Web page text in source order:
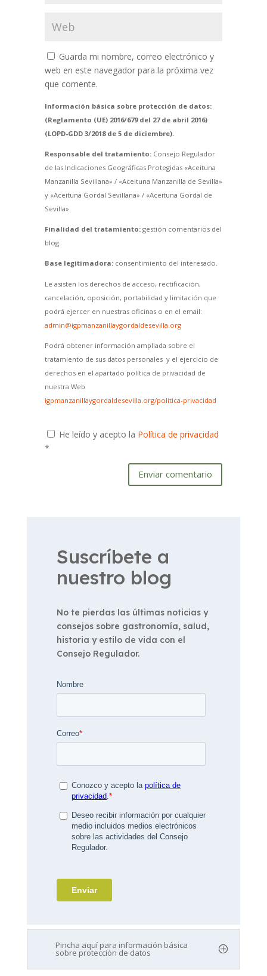
Guarda mi nombre, correo electrónico y
web en este navegador para la próxima vez
que comente.
Información básica sobre protección de datos:
(Reglamento (UE) 2016/679 del 27 de abril 2016)
(LOPD-GDD 3/2018 de 5 de diciembre).
Responsable del tratamiento:Consejo Regulador
de las Indicaciones Geográficas Protegidas «Aceituna
Manzanilla Sevillana» / «Aceituna Manzanilla de Sevilla»
y «Aceituna Gordal Sevillana» / «Aceituna Gordal de
Sevilla».
Finalidad del tratamiento:gestión comentarios del
blog.
Base legitimadora:consentimiento del interesado.
Le asisten los derechos de acceso, rectificación,
cancelación, oposición, portabilidad y limitación que
podrá ejercer en nuestras oficinas o en el email:
admin@igpmanzanillaygordaldesevilla.org
Podrá obtener información ampliada sobre el
tratamiento de sus datos personales y el ejercicio de
derechos en el apartado política de privacidad de
nuestra Web
igpmanzanillaygordaldesevilla.org/politica-privacidad
He leído y acepto la Política de privacidad
*
Enviar comentario
Suscríbete a
nuestro blog
No te pierdas las últimas noticias y
consejos sobre gastronomía, salud,
historia y estilo de vida con el
Consejo Regulador.
Pincha aquí para información básica
sobre protección de datos